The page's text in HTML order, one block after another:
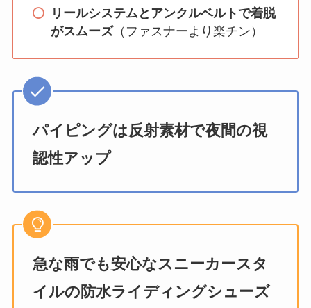
リールシステムとアンクルベルトで着脱
がスムーズ（ファスナーより楽チン）
パイピングは反射素材で夜間の視
認性アップ
急な雨でも安心なスニーカースタ
イルの防水ライディングシューズ